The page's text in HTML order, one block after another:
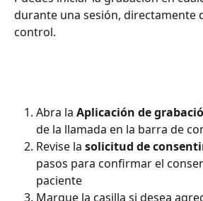
durante una sesión, directamente
control.
Abra la Aplicación de
de la llamada en la barra de
Revise la solicitud de
pasos para confirmar el
paciente
Marque la casilla si desea